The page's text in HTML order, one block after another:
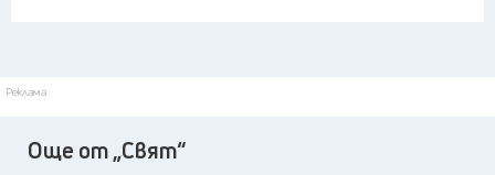
Реклама
Още от „Свят“